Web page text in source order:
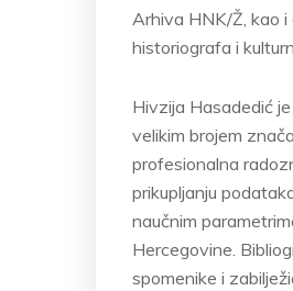
Arhiva HNK/Ž, kao
historiografa i
Hivzija Hasadedić
velikim brojem
profesionalna
prikupljanju
naučnim
Hercegovine.
spomenike i